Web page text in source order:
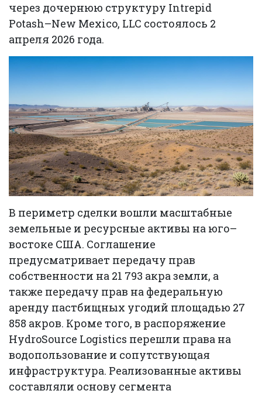
через дочернюю структуру Intrepid
Potash–New Mexico, LLC состоялось 2
апреля 2026 года.
В периметр сделки вошли масштабные
земельные и ресурсные активы на юго–
востоке США. Соглашение
предусматривает передачу прав
собственности на 21 793 акра земли, а
также передачу прав на федеральную
аренду пастбищных угодий площадью 27
858 акров. Кроме того, в распоряжение
HydroSource Logistics перешли права на
водопользование и сопутствующая
инфраструктура. Реализованные активы
составляли основу сегмента